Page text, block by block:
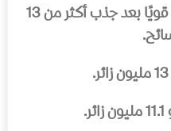
🇲🇦 المغرب – سجل حضورًا قويًا بعد جذب أكثر من 13